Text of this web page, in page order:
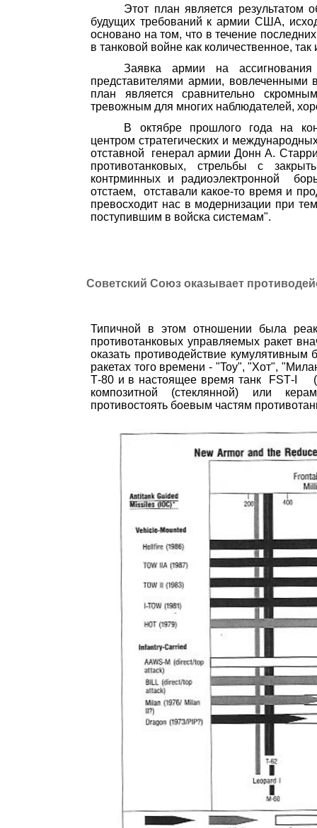
Этот план является результатом
будущих требований к армии США,
основано на том, что в течение
в танковой войне как количественное, так
Заявка армии на
представителями армии, вовлеченными
план является срав­нительно
тревожным для многих наблюдателей,
В октябре прошлого года на
центром стратегических и
отставной
генерал армии Донн А.
противотанковых, стрельбы с
контрминных и радиоэлектронной
отстаем,
отставали какое-то время и
превосходит нас в модернизации при
поступившим в войска системам".
Советский Союз оказывает
Типичной в этом отношении была
противотанковых управляемых ракет
оказать противодействие
ракетах того времени - "Toy", "Хот",
Т-80 и в настоящее время танк
FST-I
композитной (стеклянной) или
противостоять боевым частям